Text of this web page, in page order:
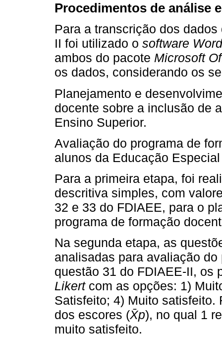
Procedimentos de análise
Para a transcrição dos
II foi utilizado o software Word
ambos do pacote Microsoft
os dados, considerando os
Planejamento e
docente sobre a inclusão de
Ensino Superior.
Avaliação do programa de
alunos da Educação
Para a primeira etapa, foi
descritiva simples, com
32 e 33 do FDIAEE, para o
programa de formação
Na segunda etapa, as
analisadas para avaliação
questão 31 do FDIAEE-II, os
Likertcom as opções: 1)
Satisfeito; 4) Muito satisfeito.
dos escores (X̄p), no qual 1
muito satisfeito.